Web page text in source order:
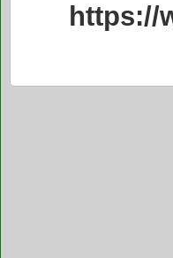
https://